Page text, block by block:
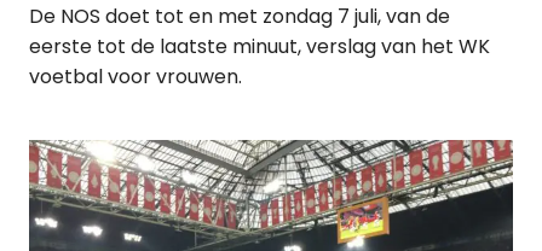
De NOS doet tot en met zondag 7 juli, van de
eerste tot de laatste minuut, verslag van het WK
voetbal voor vrouwen.